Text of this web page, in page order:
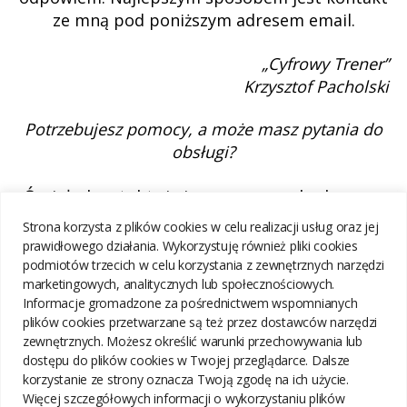
Strona korzysta z plików cookies w celu realizacji usług oraz jej
prawidłowego działania. Wykorzystuję również pliki cookies
podmiotów trzecich w celu korzystania z zewnętrznych narzędzi
marketingowych, analitycznych lub społecznościowych.
Informacje gromadzone za pośrednictwem wspomnianych
plików cookies przetwarzane są też przez dostawców narzędzi
zewnętrznych. Możesz określić warunki przechowywania lub
dostępu do plików cookies w Twojej przeglądarce. Dalsze
korzystanie ze strony oznacza Twoją zgodę na ich użycie.
Więcej szczegółowych informacji o wykorzystaniu plików
ze mną pod poniższym adresem email.
„Cyfrowy Trener”
Krzysztof Pacholski
Potrzebujesz pomocy, a może masz pytania do
obsługi?
Śmiało kontaktuj się ze mną pod adresem
email:
kris@cyfrowytrener.pllub
cyfrowytrener@gmail.com
Pamiętaj, że pisząc na na powyższy adres email wyrażasz
zgodę na przetwarzanie danych osobowych, oraz
akceptujeszpolitykę prywatnościorazregulamin .